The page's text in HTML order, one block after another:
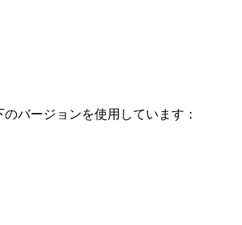
バージョンを使用しています：